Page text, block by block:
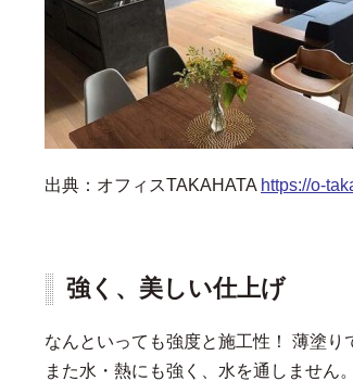
出典：オフィスTAKAHATA https://o-
強く、美しい仕上げ
なんといっても強度と施工性！ 薄塗り
また水・熱にも強く、水を通しません。